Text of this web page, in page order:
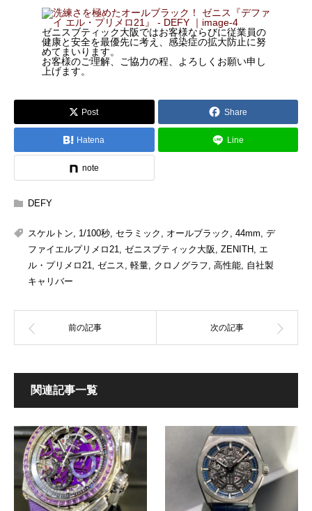
ゼニスブティック大阪ではお客様ならびに従業員の
健康と安全を最優先に考え、感染症の拡大防止に努
めてまいります。
お客様のご理解、ご協力の程、よろしくお願い申し
上げます。
Post Share
Hatena Line
note
DEFY
スケルトン, 1/100秒, セラミック , オールブラック , 44mm, デ
ファイエルプリメロ21, ゼニスブティック大阪, ZENITH, エ
ル・プリメロ21, ゼニス, 軽量, クロノグラフ, 高性能, 自社製
キャリバー
関連記事一覧